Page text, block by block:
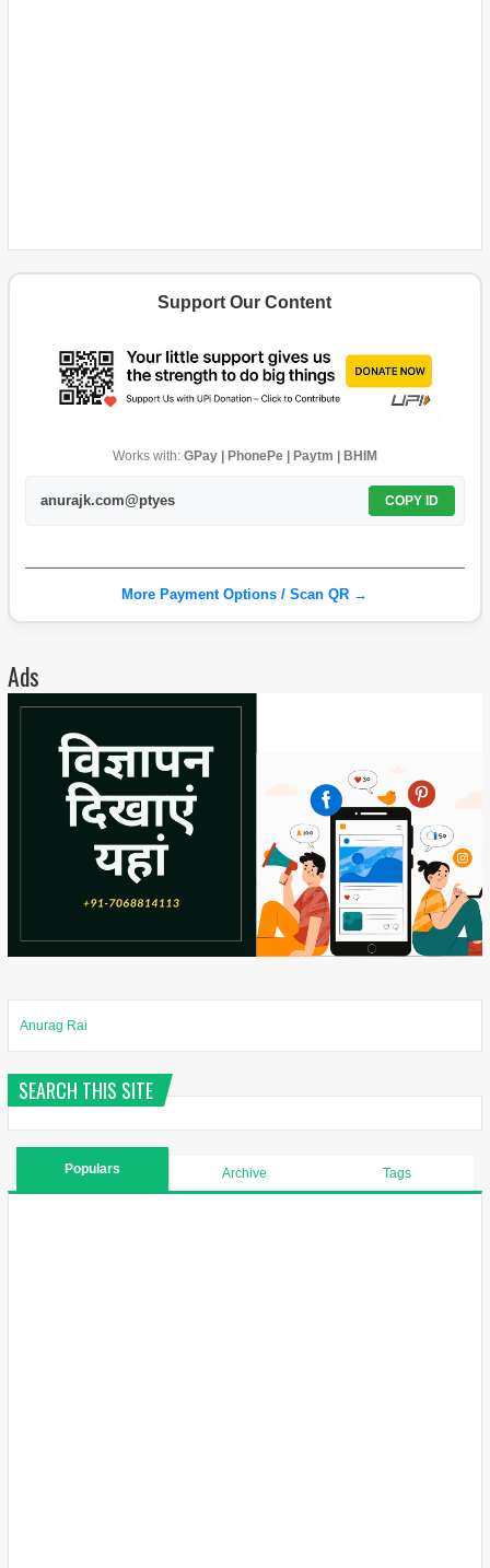
Support Our Content
Works with: GPay | PhonePe | Paytm | BHIM
anurajk.com@ptyes COPY ID
More Payment Options / Scan QR →
Ads
Anurag Rai
SEARCH THIS SITE
Populars Archive Tags